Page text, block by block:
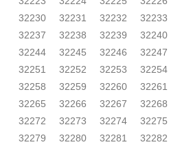
32230
32231 32232 32233
32237
32238 32239 32240
32244
32245 32246 32247
32251
32252 32253 32254
32258
32259 32260 32261
32265
32266 32267 32268
32272
32273 32274 32275
32279
32280 32281 32282